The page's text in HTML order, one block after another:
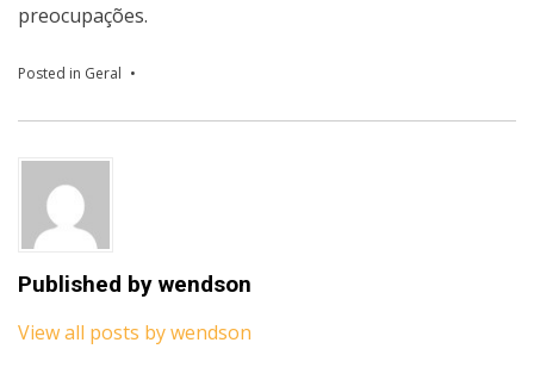
preocupações.
Posted in Geral
Published by wendson
View all posts by wendson